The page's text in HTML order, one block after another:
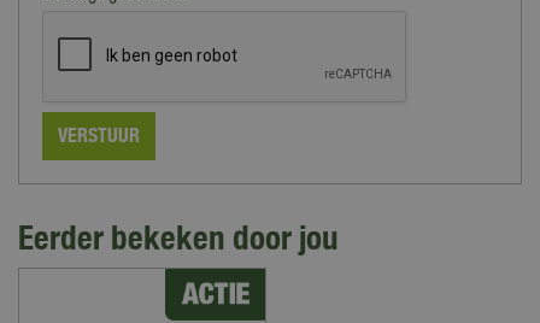
Eerder bekeken door jou